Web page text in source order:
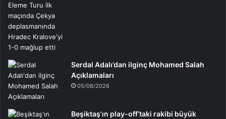
Serdal Adalı’dan ilginç Mohamed Salah
Açıklamaları
05/08/2026
Beşiktaş’ın play-off’taki rakibi büyük